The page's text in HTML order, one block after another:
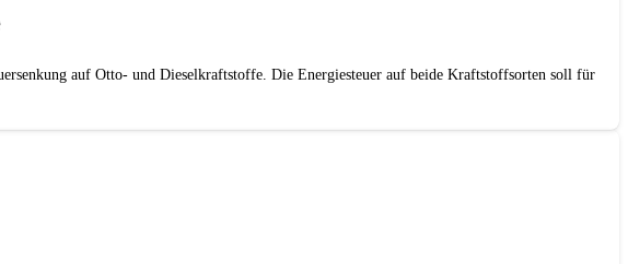
auf Otto- und Dieselkraftstoffe. Die Energiesteuer auf beide Kraftstoffsorten soll für